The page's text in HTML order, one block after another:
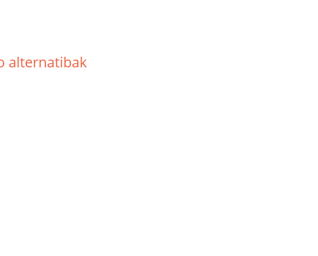
alternatibak